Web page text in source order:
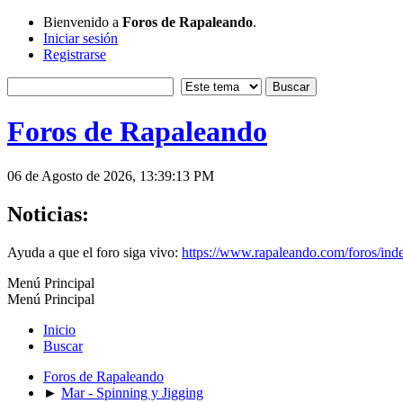
Bienvenido a Foros de Rapaleando.
Iniciar sesión
Registrarse
Foros de Rapaleando
06 de Agosto de 2026, 13:39:13 PM
Noticias:
Ayuda a que el foro siga vivo: https://www.rapaleando.com/foros/
Menú Principal
Menú Principal
Inicio
Buscar
Foros de Rapaleando
► Mar - Spinning y Jigging